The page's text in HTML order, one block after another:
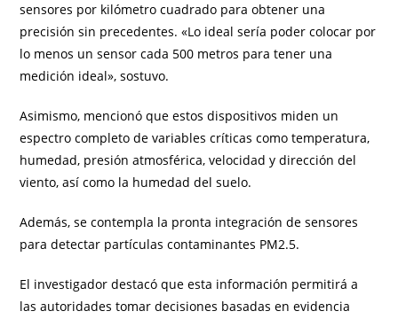
sensores por kilómetro cuadrado para obtener una
precisión sin precedentes. «Lo ideal sería poder colocar por
lo menos un sensor cada 500 metros para tener una
medición ideal», sostuvo.
Asimismo, mencionó que estos dispositivos miden un
espectro completo de variables críticas como temperatura,
humedad, presión atmosférica, velocidad y dirección del
viento, así como la humedad del suelo.
Además, se contempla la pronta integración de sensores
para detectar partículas contaminantes PM2.5.
El investigador destacó que esta información permitirá a
las autoridades tomar decisiones basadas en evidencia